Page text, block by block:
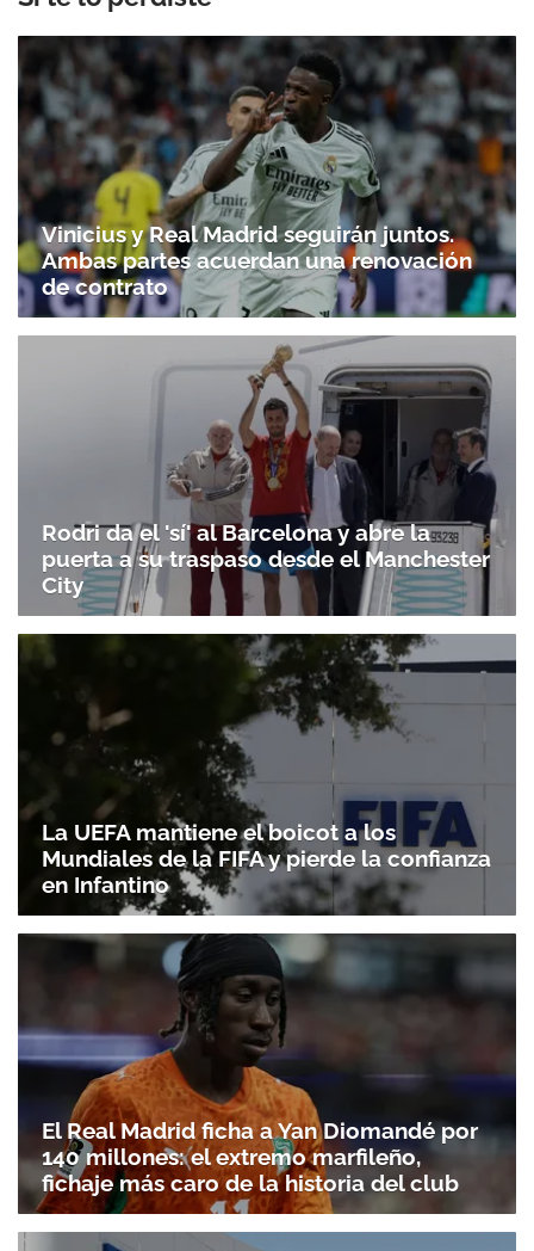
Vinicius y Real Madrid seguirán juntos.
Ambas partes acuerdan una renovación
de contrato
Rodri da el 'sí' al Barcelona y abre la
puerta a su traspaso desde el Manchester
City
La UEFA mantiene el boicot a los
Mundiales de la FIFA y pierde la confianza
en Infantino
El Real Madrid ficha a Yan Diomandé por
140 millones: el extremo marfileño,
fichaje más caro de la historia del club